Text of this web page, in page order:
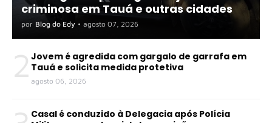
criminosa em Tauá e outras cidades
por Blog do Edy • agosto 07, 2026
2 Jovem é agredida com gargalo de garrafa em
Tauá e solicita medida protetiva
agosto 06, 2026
Casal é conduzido à Delegacia após Polícia